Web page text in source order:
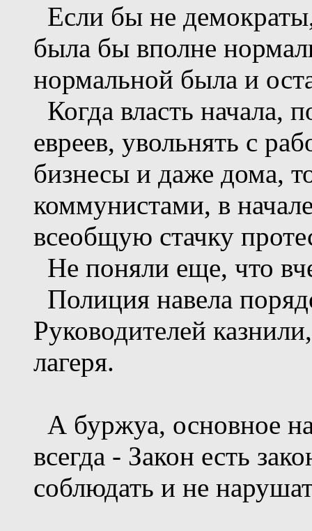
Если бы не
была бы вполне
нормальной была и
Когда власть начала,
евреев, увольнять с
бизнесы и даже дома,
коммунистами, в
всеобщую стачку
Не поняли еще, что
Полиция навела
Руководителей
лагеря.
А буржуа, основное
всегда - Закон есть
соблюдать и не